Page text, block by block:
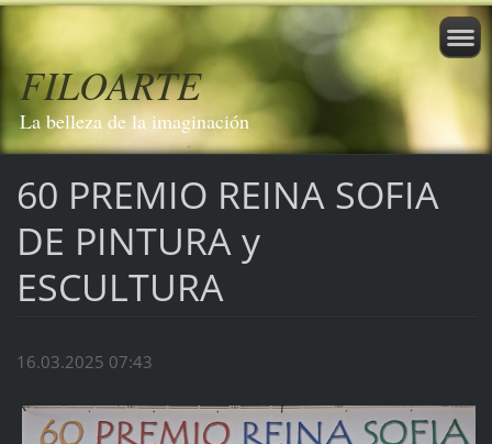
FILOARTE
La belleza de la imaginación
60 PREMIO REINA SOFIA
DE PINTURA y
ESCULTURA
16.03.2025 07:43